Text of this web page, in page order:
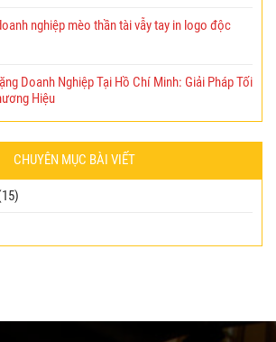
nghiệp mèo thần tài vẫy tay in logo độc
Doanh Nghiệp Tại Hồ Chí Minh: Giải Pháp Tối
Hiệu
CHUYÊN MỤC BÀI VIẾT